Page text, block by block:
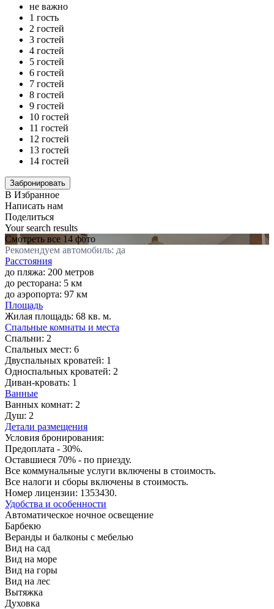
не важно
1 гость
2 гостей
3 гостей
4 гостей
5 гостей
6 гостей
7 гостей
8 гостей
9 гостей
10 гостей
11 гостей
12 гостей
13 гостей
14 гостей
В Избранное
Написать нам
Поделиться
Your search results
Смотреть все 14 фото
Рекомендуем автомобиль: да
Расстояния
до пляжа: 200 метров
до ресторана: 5 км
до аэропорта: 97 км
Площадь
Жилая площадь: 68 кв. м.
Спальные комнаты и места
Спальни: 2
Спальных мест: 6
Двуспальных кроватей: 1
Односпальных кроватей: 2
Диван-кровать: 1
Ванные
Ванных комнат: 2
Душ: 2
Детали размещения
Условия бронирования:
Предоплата - 30%.
Оставшиеся 70% - по приезду.
Все коммунальные услуги включены в стоимость.
Все налоги и сборы включены в стоимость.
Номер лицензии: 1353430.
Удобства и особенности
Автоматическое ночное освещение
Барбекю
Веранды и балконы с мебелью
Вид на сад
Вид на море
Вид на горы
Вид на лес
Вытяжка
Духовка